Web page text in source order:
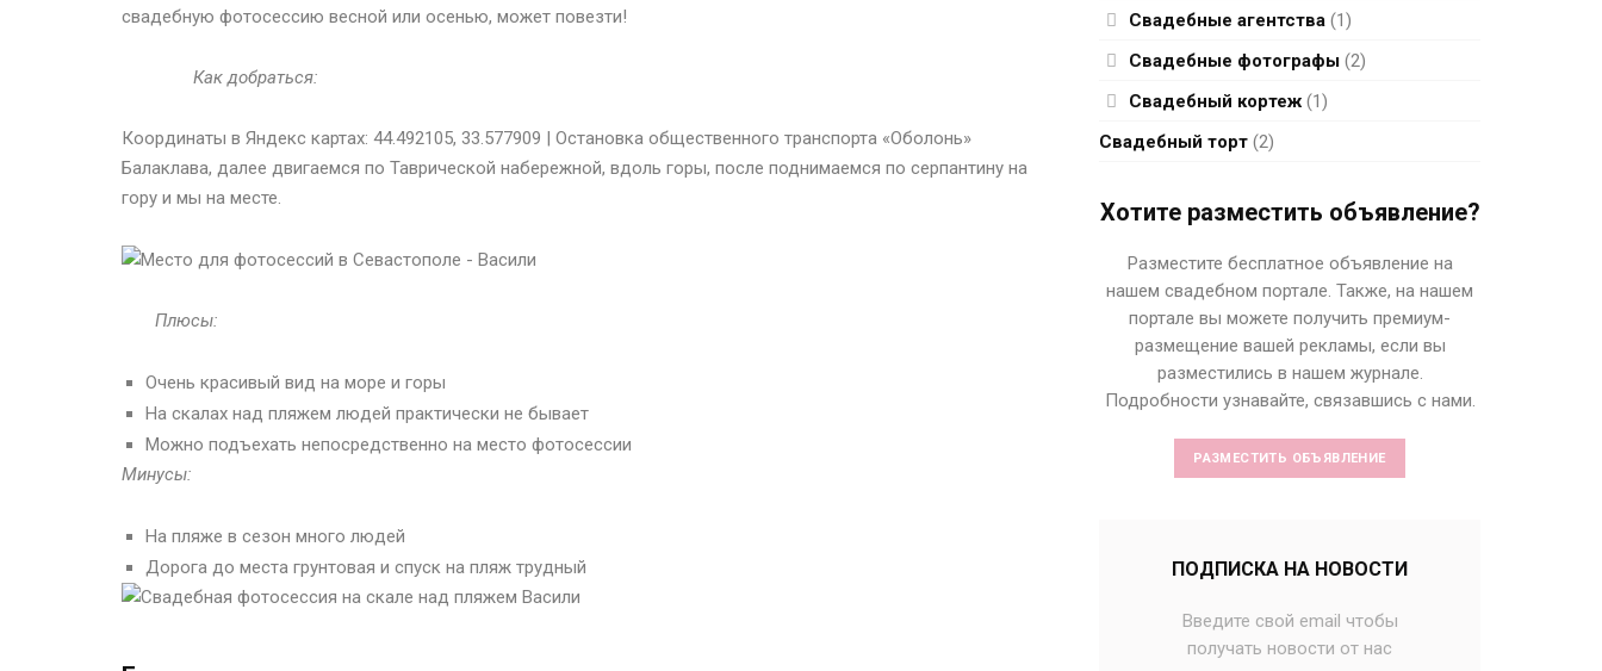
свадебную фотосессию весной или осенью, может повезти!
Как добраться:
Координаты в Яндекс картах: 44.492105, 33.577909 | Остановка общественного транспорта «Оболонь»
Балаклава, далее двигаемся по Таврической набережной, вдоль горы, после поднимаемся по серпантину на
гору и мы на месте.
Плюсы:
Очень красивый вид на море и горы
На скалах над пляжем людей практически не бывает
Можно подъехать непосредственно на место фотосессии
Минусы:
На пляже в сезон много людей
Дорога до места грунтовая и спуск на пляж трудный
Свадебные агентства (1)
Свадебные фотографы (2)
Свадебный кортеж (1)
Свадебный торт (2)
Хотите разместить объявление?
Разместите бесплатное объявление на
нашем свадебном портале. Также, на нашем
портале вы можете получить премиум-
размещение вашей рекламы, если вы
разместились в нашем журнале.
Подробности узнавайте, связавшись с нами.
РАЗМЕСТИТЬ ОБЪЯВЛЕНИЕ
ПОДПИСКА НА НОВОСТИ
Введите свой email чтобы
получать новости от нас